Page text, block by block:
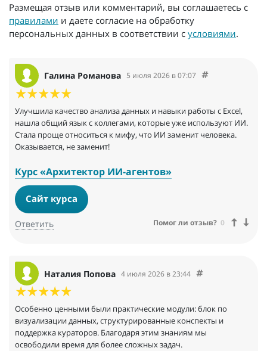
Размещая отзыв или комментарий, вы соглашаетесь с
правилами и даете согласие на обработку
персональных данных в соответствии с условиями.
Галина Романова 5 июля 2026 в 07:07
Улучшила качество анализа данных и навыки работы с Excel,
нашла общий язык с коллегами, которые уже используют ИИ.
Стала проще относиться к мифу, что ИИ заменит человека.
Оказывается, не заменит!
Курс «Архитектор ИИ-агентов»
Сайт курса
Ответить Помог ли отзыв? 0
Наталия Попова 4 июля 2026 в 23:44
Особенно ценными были практические модули: блок по
визуализации данных, структурированные конспекты и
поддержка кураторов. Благодаря этим знаниям мы
освободили время для более сложных задач.